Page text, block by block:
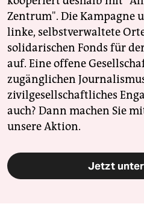
Zentrum". Die Kampagne
linke, selbstverwaltete
solidarischen Fonds für
auf. Eine offene
zugänglichen
zivilgesellschaftliches
auch? Dann machen Sie
unsere Aktion.
Jetzt